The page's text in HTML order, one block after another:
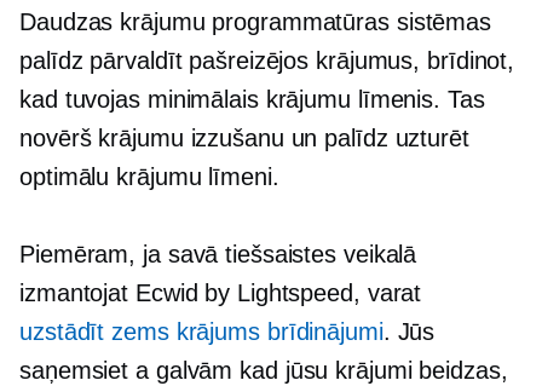
Daudzas krājumu programmatūras sistēmas
palīdz pārvaldīt pašreizējos krājumus, brīdinot,
kad tuvojas minimālais krājumu līmenis. Tas
novērš krājumu izzušanu un palīdz uzturēt
optimālu krājumu līmeni.
Piemēram, ja savā tiešsaistes veikalā
izmantojat Ecwid by Lightspeed, varat
uzstādīt zems krājumsbrīdinājumi. Jūs
saņemsiet a galvām kad jūsu krājumi beidzas,